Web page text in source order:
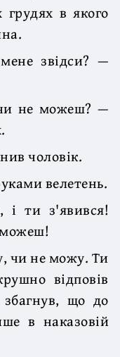
в якого
звідси? —
не можеш? —
чоловік.
велетень.
ти з'явився!
можеш!
чи не можу. Ти
відповів
збагнув, що до
в наказовій